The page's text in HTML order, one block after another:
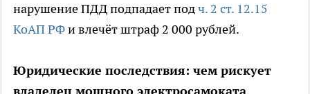
нарушение ПДД подпадает подч. 2 ст. 12.15
КоАП РФи влечёт штраф 2 000 рублей.
Юридические последствия: чем рискует